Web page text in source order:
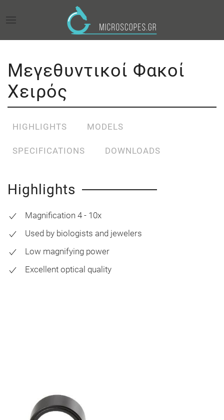
Μεγεθυντικοί Φακοί
Χειρός
HIGHLIGHTS MODELS
SPECIFICATIONS DOWNLOADS
Highlights
Magnification 4 - 10x
Used by biologists and jewelers
Low magnifying power
Excellent optical quality